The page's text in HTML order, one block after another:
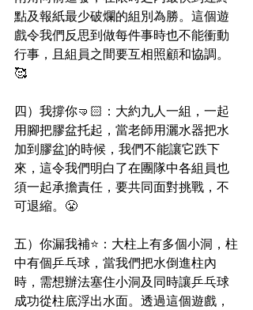
點及報紙最少破爛的組別為勝。這個遊
戲令我們反思到做每件事時也不能衝動
行事，且組員之間要互相照顧和協調。
🥰
四）我撐你🤜🏻：大約九人一組，一起
用腳把膠盆托起，當老師用灑水器把水
加到膠盆]的時候，我們不能讓它跌下
來，這令我們明白了在團隊中各組員也
須一起承擔責任，要共同面對挑戰，不
可退縮。😤
五）你漏我補⭐️：大柱上有多個小洞，柱
中有個乒乓球，當我們把水倒進柱內
時，需想辦法塞住小洞及同時讓乒乓球
成功從柱底浮出水面。透過這個遊戲，